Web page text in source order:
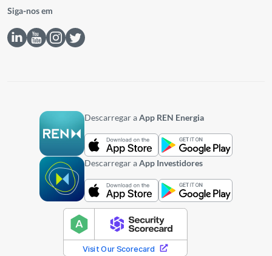
Siga-nos em
Descarregar aApp REN Energia
Descarregar aApp Investidores